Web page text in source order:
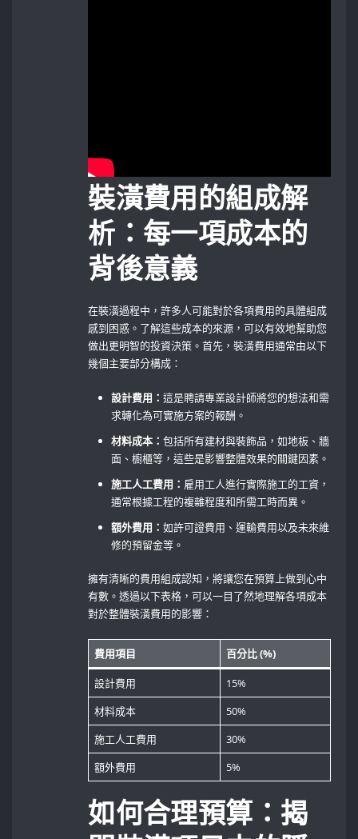
裝潢費用的組成解
析：每一項成本的
背後意義
在裝潢過程中，許多人可能對於各項費用的具體組成
感到困惑。了解這些成本的來源，可以有效地幫助您
做出更明智的投資決策。首先，裝潢費用通常由以下
幾個主要部分構成：
設計費用：這是聘請專業設計師將您的想法和需
求轉化為可實施方案的報酬。
材料成本：包括所有建材與裝飾品，如地板、牆
面、櫥櫃等，這些是影響整體效果的關鍵因素。
施工人工費用： 雇用工人進行實際施工的工資，
通常根據工程的複雜程度和所需工時而異。
額外費用：如許可證費用、運輸費用以及未來維
修的預留金等。
擁有清晰的費用組成認知，將讓您在預算上做到心中
有數。透過以下表格，可以一目了然地理解各項成本
對於整體裝潢費用的影響：
費用項目 百分比 ⁢(%)
設計費用
15%
材料成本
50%
施工人工費用
30%
額外費用
5%
如何合理預算：揭